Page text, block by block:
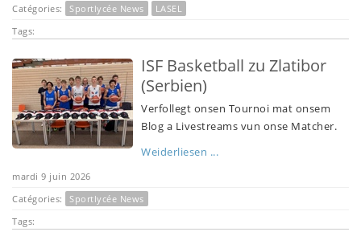
Catégories: Sportlycée News
LASEL
Tags:
ISF Basketball zu Zlatibor
(Serbien)
Verfollegt onsen Tournoi mat onsem
Blog a Livestreams vun onse Matcher.
Weiderliesen ...
mardi 9 juin 2026
Catégories:
Sportlycée News
Tags: